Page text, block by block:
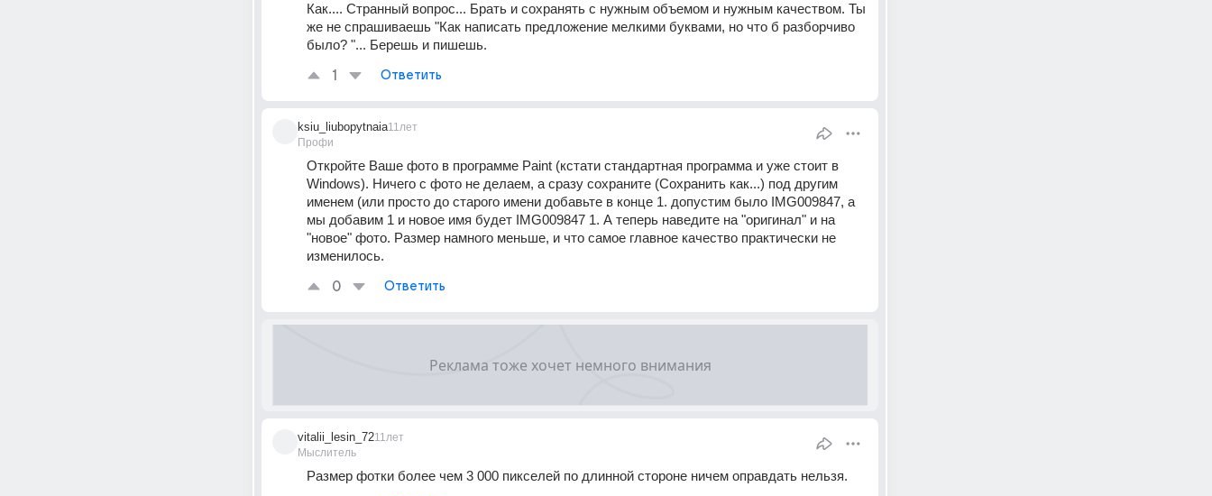
Как.... Странный вопрос... Брать и сохранять с нужным объемом и нужным качеством. Ты
же не спрашиваешь "Как написать предложение мелкими буквами, но что б разборчиво
было? "... Берешь и пишешь.
1 Ответить
ksiu_liubopytnaia
Профи
11лет
Откройте Ваше фото в программе Paint (кстати стандартная программа и уже стоит в
Windows). Ничего с фото не делаем, а сразу сохраните (Сохранить как...) под другим
именем (или просто до старого имени добавьте в конце 1. допустим было IMG009847, а
мы добавим 1 и новое имя будет IMG009847 1. А теперь наведите на "оригинал" и на
"новое" фото. Размер намного меньше, и что самое главное качество практически не
изменилось.
0 Ответить
vitalii_lesin_72
Мыслитель
11лет
Размер фотки более чем 3 000 пикселей по длинной стороне ничем оправдать нельзя.